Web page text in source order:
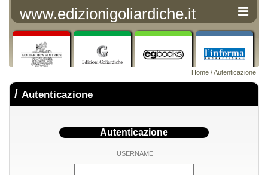
www.edizionigoliardiche.it
Home / Autenticazione
/ Autenticazione
Autenticazione
USERNAME